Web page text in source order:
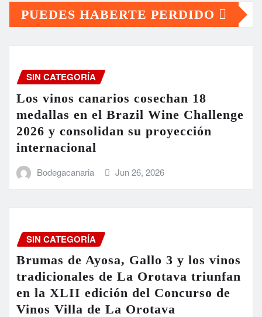
PUEDES HABERTE PERDIDO
SIN CATEGORÍA
Los vinos canarios cosechan 18
medallas en el Brazil Wine Challenge
2026 y consolidan su proyección
internacional
Bodegacanaria Jun 26, 2026
SIN CATEGORÍA
Brumas de Ayosa, Gallo 3 y los vinos
tradicionales de La Orotava triunfan
en la XLII edición del Concurso de
Vinos Villa de La Orotava